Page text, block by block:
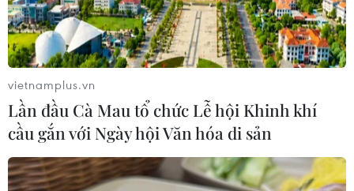
TPBank cảm thấy được ghi nhận xứng đáng với sự đóng
góp của mình, mong muốn giới thiệu TPBank với bạn bè
như một nơi tuyệt vời để làm việc.
vietnamplus.vn
Lần đầu Cà Mau tổ chức Lễ hội Khinh khí
cầu gắn với Ngày hội Văn hóa di sản